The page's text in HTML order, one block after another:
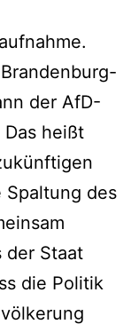
der AfD-
heißt
Spaltung des
der Staat
die Politik